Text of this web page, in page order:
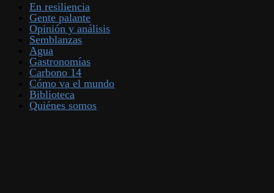
En resiliencia
Gente palante
Opinión y análisis
Semblanzas
Agua
Gastronomías
Carbono 14
Cómo va el mundo
Biblioteca
Quiénes somos